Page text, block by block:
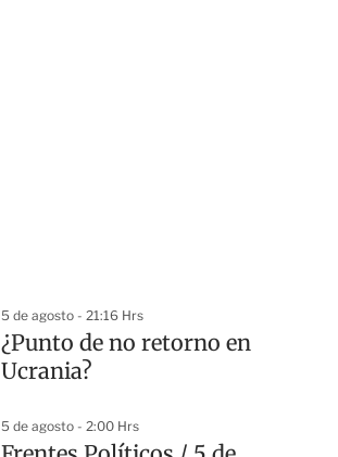
5 de agosto - 21:16 Hrs
¿Punto de no retorno en
Ucrania?
5 de agosto - 2:00 Hrs